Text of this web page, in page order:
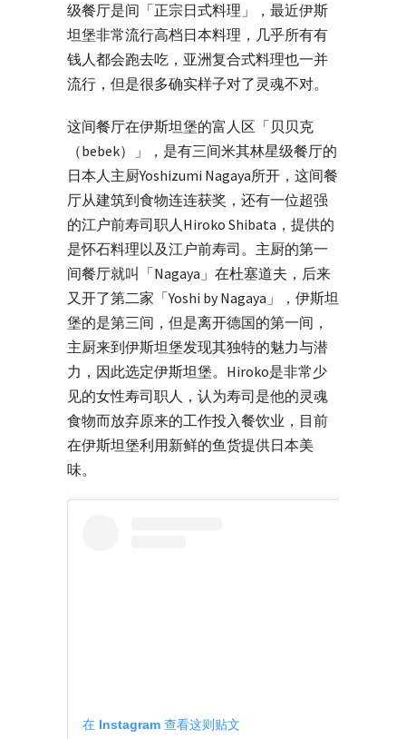
级餐厅是间「正宗日式料理」，最近伊斯
坦堡非常流行高档日本料理，几乎所有有
钱人都会跑去吃，亚洲复合式料理也一并
流行，但是很多确实样子对了灵魂不对。
这间餐厅在伊斯坦堡的富人区「贝贝克
（bebek）」，是有三间米其林星级餐厅的
日本人主厨Yoshizumi Nagaya所开，这间餐
厅从建筑到食物连连获奖，还有一位超强
的江户前寿司职人Hiroko Shibata，提供的
是怀石料理以及江户前寿司。主厨的第一
间餐厅就叫「Nagaya」在杜塞道夫，后来
又开了第二家「Yoshi by Nagaya」，伊斯坦
堡的是第三间，但是离开德国的第一间，
主厨来到伊斯坦堡发现其独特的魅力与潜
力，因此选定伊斯坦堡。Hiroko是非常少
见的女性寿司职人，认为寿司是他的灵魂
食物而放弃原来的工作投入餐饮业，目前
在伊斯坦堡利用新鲜的鱼货提供日本美
味。
在 Instagram 查看这则贴文